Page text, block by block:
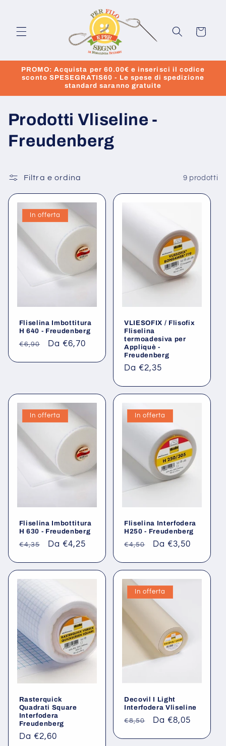
Carrello
PROMO: Acquista per 60.00€ e inserisci il codice
sconto SPESEGRATIS60 - Le spese di spedizione
standard saranno gratuite
C
o
l
e
e
Prodotti Vliseline -
Freudenberg
Filtra e ordina 9 prodotti
In offerta
Fliselina Imbottitura
H 640 - Freudenberg
Prezzo
€6,90
Prezzo
Da €6,70
VLIESOFIX / Flisofix
Fliselina
termoadesiva per
Appliquè -
Freudenberg
Prezzo
listino
Da €2,35
In offerta
Fliselina Imbottitura
H 630 - Freudenberg
Prezzo
listino
€4,35
Prezzo
Da €4,25
In offerta
Fliselina Interfodera
H250 - Freudenberg
Prezzo
listino
€4,50
Prezzo
Da €3,50
Rasterquick
Quadrati Square
Interfodera
Freudenberg
Prezzo
Da €2,60
In offerta
Decovil I Light
Interfodera Vliseline
Prezzo
€8,50
Prezzo
Da €8,05